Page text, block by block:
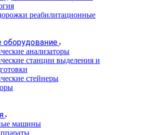
реабилитационные
оборудование
анализаторы
станции выделения и
стейнеры
машины